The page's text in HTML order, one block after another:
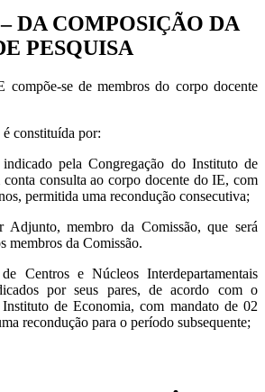
DA COMPOSIÇÃO DA
PESQUISA
compõe-se de membros do corpo docente
constituída por:
pela Congregação do Instituto de
consulta ao corpo docente do IE, com
permitida uma recondução consecutiva;
Adjunto, membro da Comissão, que será
membros da Comissão.
Centros e Núcleos Interdepartamentais
por seus pares, de acordo com o
de Economia, com mandato de 02
recondução para o período subsequente;